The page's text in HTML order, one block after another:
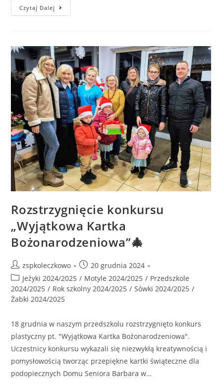
Czytaj Dalej
Rozstrzygnięcie konkursu
„Wyjątkowa Kartka
Bożonarodzeniowa”🎄
zspkoleczkowo
20 grudnia 2024
Jeżyki 2024/2025 / Motyle 2024/2025 / Przedszkole
2024/2025 / Rok szkolny 2024/2025 / Sówki 2024/2025 /
Żabki 2024/2025
18 grudnia w naszym przedszkolu rozstrzygnięto konkurs
plastyczny pt. "Wyjątkowa Kartka Bożonarodzeniowa".
Uczestnicy konkursu wykazali się niezwykłą kreatywnością i
pomysłowością tworząc przepiękne kartki świąteczne dla
podopiecznych Domu Seniora Barbara w…